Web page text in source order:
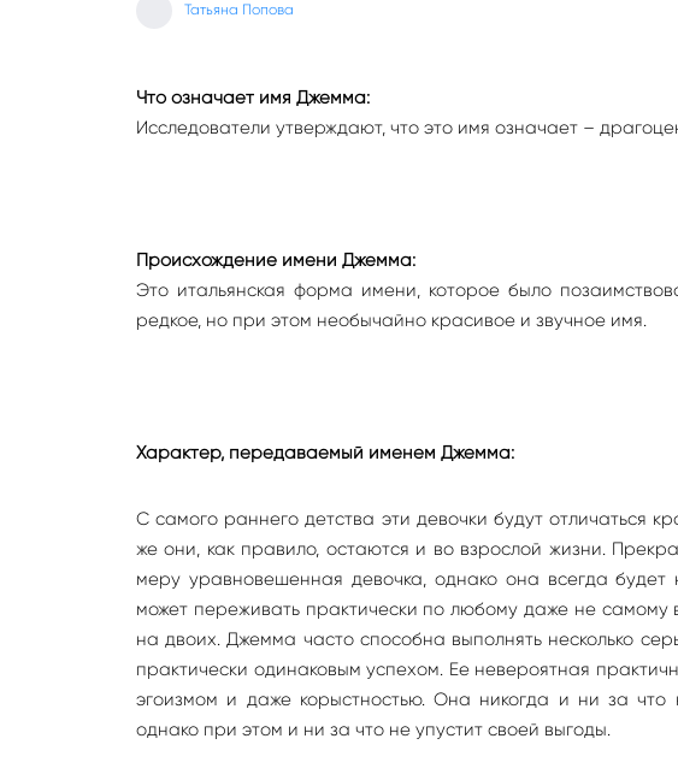
Татьяна Попова
Что означает имя Джемма:
Исследователи утверждают, что это имя означает –
Происхождение имени Джемма:
Это итальянская форма имени, которое было
редкое, но при этом необычайно красивое и звучное имя.
Характер, передаваемый именем Джемма:
С самого раннего детства эти девочки будут отличаться
же они, как правило, остаются и во взрослой жизни.
меру уравновешенная девочка, однако она всегда будет
может переживать практически по любому даже не
на двоих. Джемма часто способна выполнять несколько
практически одинаковым успехом. Ее невероятная
эгоизмом и даже корыстностью. Она никогда и ни за что
однако при этом и ни за что не упустит своей выгоды.